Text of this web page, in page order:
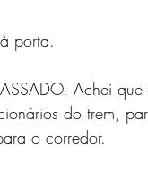
porta.
Achei que
do trem,
o corredor.